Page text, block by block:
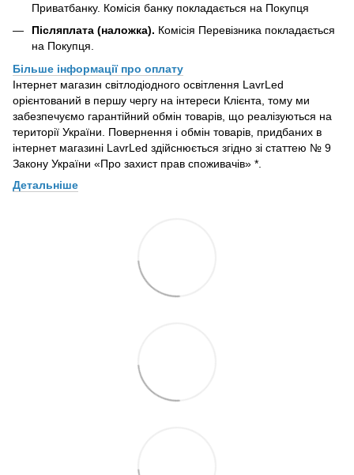
Приватбанку. Комісія банку покладається на Покупця
Післяплата (наложка). Комісія Перевізника покладається
на Покупця.
Більше інформації про оплату
Інтернет магазин світлодіодного освітлення LavrLed
орієнтований в першу чергу на інтереси Клієнта, тому ми
забезпечуємо гарантійний обмін товарів, що реалізуються на
території України. Повернення і обмін товарів, придбаних в
інтернет магазині LavrLed здійснюється згідно зі статтею № 9
Закону України «Про захист прав споживачів» *.
Детальніше